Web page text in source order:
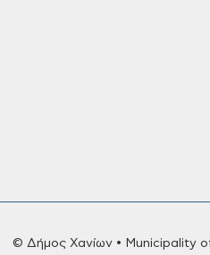
© Δήμος Χανίων • Municipality